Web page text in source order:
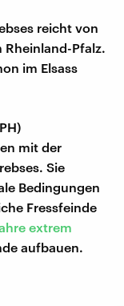
reicht von
Pfalz.
im Elsass
mit der
Sie
Bedingungen
Fressfeinde
extrem
aufbauen.